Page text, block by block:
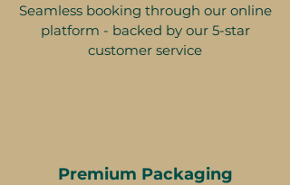
Seamless booking through our online
platform - backed by our 5-star
customer service
Premium Packaging